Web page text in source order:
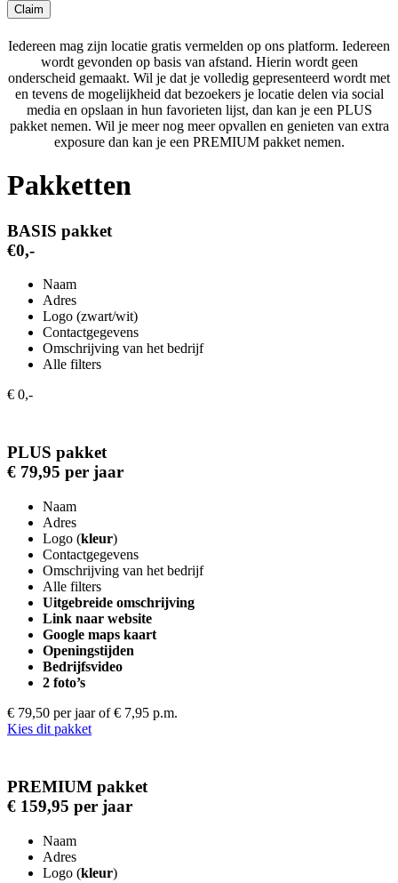
Iedereen mag zijn locatie gratis vermelden op ons platform. Iedereen
wordt gevonden op basis van afstand. Hierin wordt geen
onderscheid gemaakt. Wil je dat je volledig gepresenteerd wordt met
en tevens de mogelijkheid dat bezoekers je locatie delen via social
media en opslaan in hun favorieten lijst, dan kan je een PLUS
pakket nemen. Wil je meer nog meer opvallen en genieten van extra
exposure dan kan je een PREMIUM pakket nemen.
Pakketten
BASIS pakket
€0,-
Naam
Adres
Logo (zwart/wit)
Contactgegevens
Omschrijving van het bedrijf
Alle filters
€ 0,-
PLUS pakket
€ 79,95 per jaar
Naam
Adres
Logo (kleur)
Contactgegevens
Omschrijving van het bedrijf
Alle filters
Uitgebreide omschrijving
Link naar website
Google maps kaart
Openingstijden
Bedrijfsvideo
2 foto’s
€ 79,50 per jaar of € 7,95 p.m.
Kies dit pakket
PREMIUM pakket
€ 159,95 per jaar
Naam
Adres
Logo (kleur)